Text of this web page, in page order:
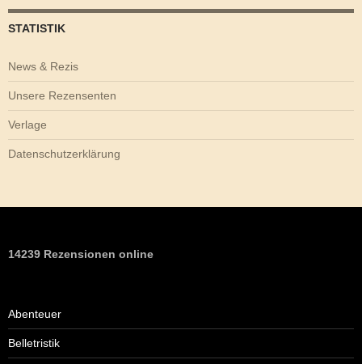
STATISTIK
News & Rezis
Unsere Rezensenten
Verlage
Datenschutzerklärung
14239 Rezensionen online
Abenteuer
Belletristik